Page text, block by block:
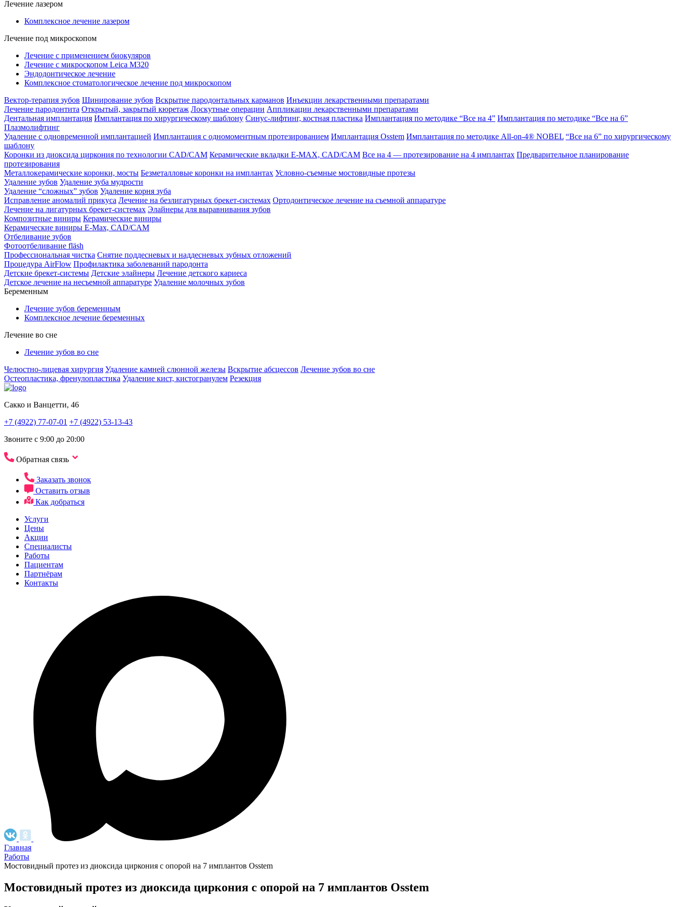
Лечение лазером
Комплексное лечение лазером
Лечение под микроскопом
Лечение с применением биокуляров
Лечение с микроскопом Leica M320
Эндодонтическое лечение
Комплексное стоматологическое лечение под микроскопом
Вектор-терапия зубов Шинирование зубов Вскрытие пародонтальных карманов Инъекции лекарственными препаратами
Лечение пародонтита Открытый, закрытый кюретаж Лоскутные операции Аппликации лекарственными препаратами
Дентальная имплантация Имплантация по хирургическому шаблону Синус-лифтинг, костная пластика Имплантация по методике “Все на 4” Имплантация по методике “Все на 6”
Плазмолифтинг
Удаление с одновременной имплантацией Имплантация с одномоментным протезированием Имплантация Osstem Имплантация по методике All-on-4® NOBEL “Все на 6” по хирургическому
шаблону
Коронки из диоксида циркония по технологии CAD/CAM Керамические вкладки E-MAX, CAD/CAM Все на 4 — протезирование на 4 имплантах Предварительное планирование
протезирования
Металлокерамические коронки, мосты Безметалловые коронки на имплантах Условно-съемные мостовидные протезы
Удаление зубов Удаление зуба мудрости
Удаление “сложных” зубов Удаление корня зуба
Исправление аномалий прикуса Лечение на безлигатурных брекет-системах Ортодонтическое лечение на съемной аппаратуре
Лечение на лигатурных брекет-системах Элайнеры для выравнивания зубов
Композитные виниры Керамические виниры
Керамические виниры E-Max, CAD/CAM
Отбеливание зубов
Фотоотбеливание fläsh
Профессиональная чистка Снятие поддесневых и наддесневых зубных отложений
Процедура AirFlow Профилактика заболеваний пародонта
Детские брекет-системы Детские элайнеры Лечение детского кариеса
Детское лечение на несъемной аппаратуре Удаление молочных зубов
Беременным
Лечение зубов беременным
Комплексное лечение беременных
Лечение во сне
Лечение зубов во сне
Челюстно-лицевая хирургия Удаление камней слюнной железы Вскрытие абсцессов Лечение зубов во сне
Остеопластика, френулопластика Удаление кист, кистогранулем Резекция
Сакко и Ванцетти, 46
+7 (4922) 77-07-01 +7 (4922) 53-13-43
Звоните с 9:00 до 20:00
Обратная связь
Заказать звонок
Оставить отзыв
Как добраться
Услуги
Цены
Акции
Специалисты
Работы
Пациентам
Партнёрам
Контакты
Главная
Работы
Мостовидный протез из диоксида циркония с опорой на 7 имплантов Osstem
Мостовидный протез из диоксида циркония с опорой на 7 имплантов Osstem